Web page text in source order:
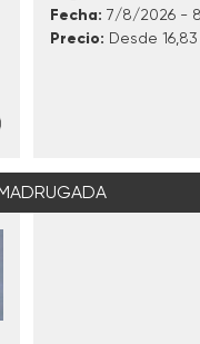
Fecha: 7/8/2026 -
Precio: Desde